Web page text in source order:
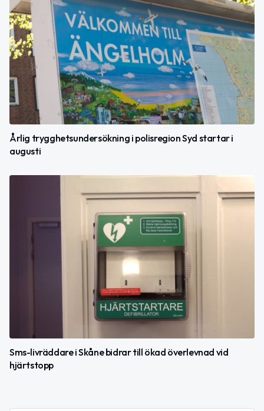
Årlig trygghetsundersökning i polisregion Syd startar i
augusti
Sms-livräddare i Skåne bidrar till ökad överlevnad vid
hjärtstopp